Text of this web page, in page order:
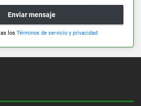
Enviar mensaje
los Términos de servicio y privacidad